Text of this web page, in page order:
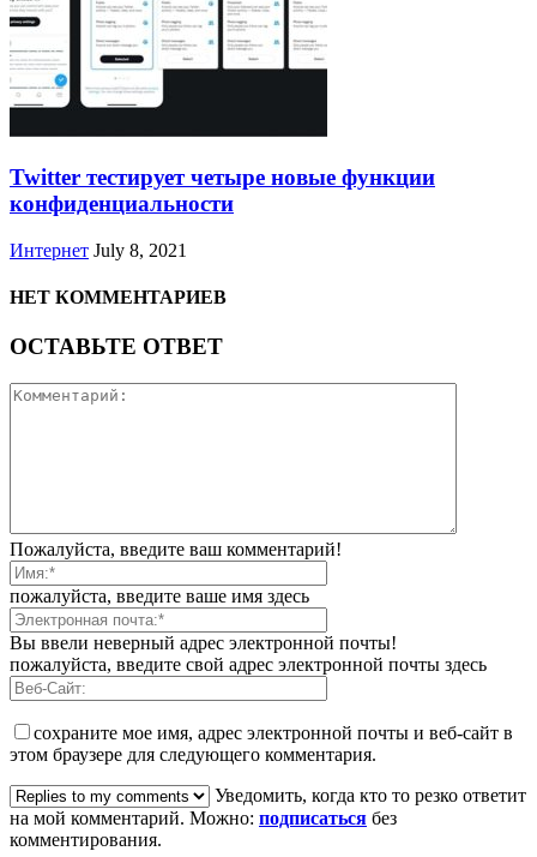
Twitter тестирует четыре новые функции
конфиденциальности
Интернет July 8, 2021
НЕТ КОММЕНТАРИЕВ
ОСТАВЬТЕ ОТВЕТ
Пожалуйста, введите ваш комментарий!
пожалуйста, введите ваше имя здесь
Вы ввели неверный адрес электронной почты!
пожалуйста, введите свой адрес электронной почты здесь
сохраните мое имя, адрес электронной почты и веб-сайт в
этом браузере для следующего комментария.
Уведомить, когда кто то резко ответит
на мой комментарий. Можно: подписаться без
комментирования.